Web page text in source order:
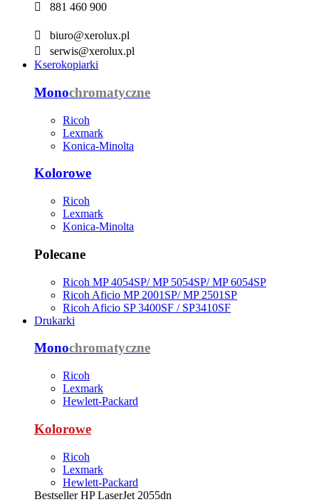

881 460 900

biuro@xerolux.pl

serwis@xerolux.pl
Kserokopiarki
Monochromatyczne
Ricoh
Lexmark
Konica-Minolta
Kolorowe
Ricoh
Lexmark
Konica-Minolta
Polecane
Ricoh MP 4054SP/ MP 5054SP/ MP 6054SP
Ricoh Aficio MP 2001SP/ MP 2501SP
Ricoh Aficio SP 3400SF / SP3410SF
Drukarki
Monochromatyczne
Ricoh
Lexmark
Hewlett-Packard
Kolorowe
Ricoh
Lexmark
Hewlett-Packard
Bestseller HP LaserJet 2055dn